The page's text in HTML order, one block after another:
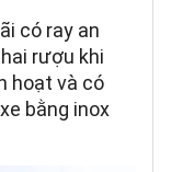
có ray an
rượu khi
hoạt và có
bằng inox